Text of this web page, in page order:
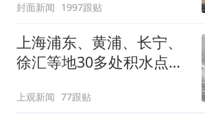
封面新闻 1997跟贴
上海浦东、黄浦、长宁、
徐汇等地30多处积水点正
上观新闻 77跟贴